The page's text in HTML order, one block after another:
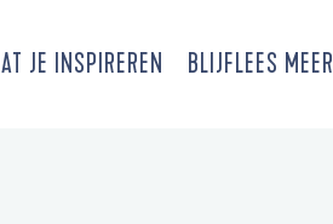
JE INSPIREREN BLIJFLEES MEER